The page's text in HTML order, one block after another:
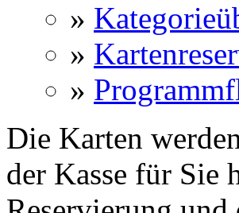
»
»
»
Die Karten
der Kasse für Sie